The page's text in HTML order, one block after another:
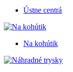
Ústne centrá
Na kohútik